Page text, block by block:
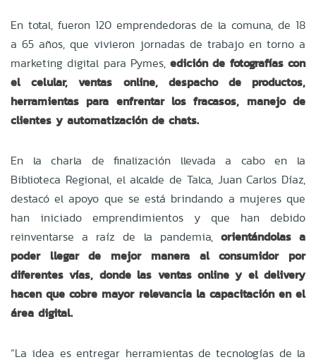
En total, fueron 120 emprendedoras de la comuna, de 18
a 65 años, que vivieron jornadas de trabajo en torno a
marketing digital para Pymes,edición de fotografías con
el celular, ventas online, despacho de productos,
herramientas para enfrentar los fracasos, manejo de
clientes y automatización de chats.
En la charla de finalización llevada a cabo en la
Biblioteca Regional, el alcalde de Talca, Juan Carlos Díaz,
destacó el apoyo que se está brindando a mujeres que
han iniciado emprendimientos y que han debido
reinventarse a raíz de la pandemia, orientándolas a
poder llegar de mejor manera al consumidor por
diferentes vías, donde las ventas online y el delivery
hacen que cobre mayor relevancia la capacitación en el
área digital.
“La idea es entregar herramientas de tecnologías de la